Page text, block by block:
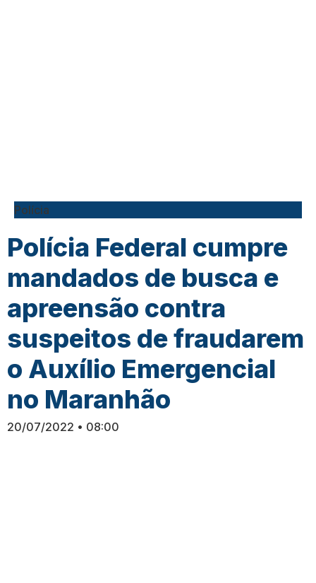
Polícia
Polícia Federal cumpre
mandados de busca e
apreensão contra
suspeitos de fraudarem
o Auxílio Emergencial
no Maranhão
20/07/2022 08:00